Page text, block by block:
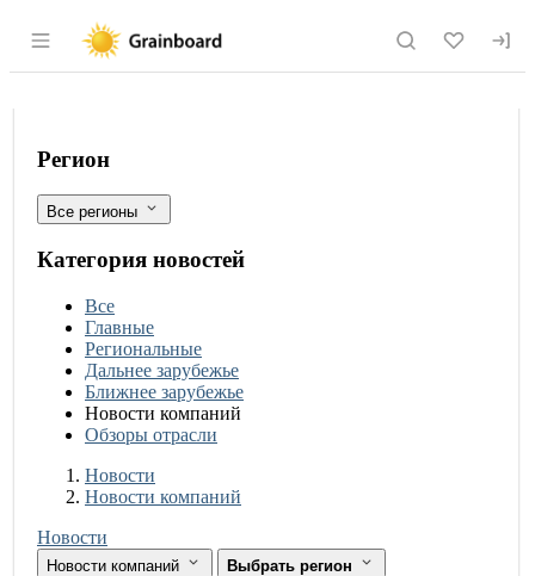
Раздел навигации по сайту
ГАП «Ресурс» и FESCO заключили
Фильтры
Регион
Все регионы
Категория новостей
Все
Главные
Региональные
Дальнее зарубежье
Ближнее зарубежье
Новости компаний
Обзоры отрасли
Новости
Разделы
Новости
Новости компаний
Новости
Новости компаний Выбрать регион